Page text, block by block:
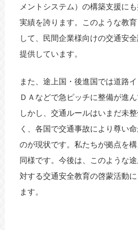
メントシステム）の構築支援に
実績を誇ります。このような教
して、民間企業様向けの交通安
提供しています。
また、途上国・後進国では道路
ＤＡなどで急ピッチに整備が進ん
しかし、交通ルールはいまだ未
く、各国で交通事故により尊い
のが現状です。私たちが拠点を
同様です。今後は、このような
対する交通安全教育の啓蒙活動
ます。